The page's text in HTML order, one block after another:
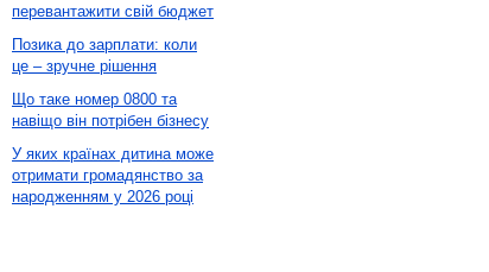
перевантажити свій бюджет
Позика до зарплати: коли
це – зручне рішення
Що таке номер 0800 та
навіщо він потрібен бізнесу
У яких країнах дитина може
отримати громадянство за
народженням у 2026 році